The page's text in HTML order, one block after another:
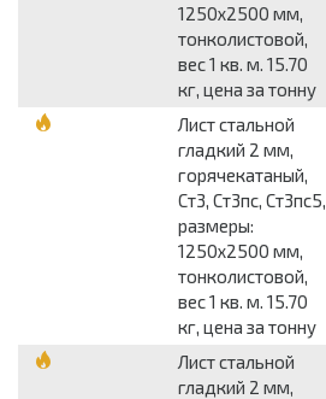
1250x2500 мм,
тонколистовой,
вес 1 кв. м. 15.70
кг, цена за тонну
Лист стальной
гладкий 2 мм,
горячекатаный,
Ст3, Ст3пс, Ст3пс5,
размеры:
1250x2500 мм,
тонколистовой,
вес 1 кв. м. 15.70
кг, цена за тонну
Лист стальной
гладкий 2 мм,